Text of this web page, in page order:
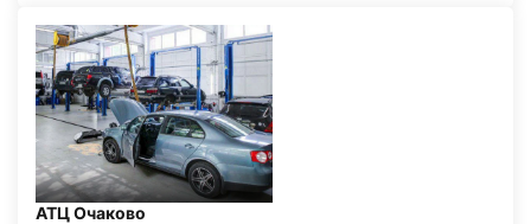
АТЦ Очаково